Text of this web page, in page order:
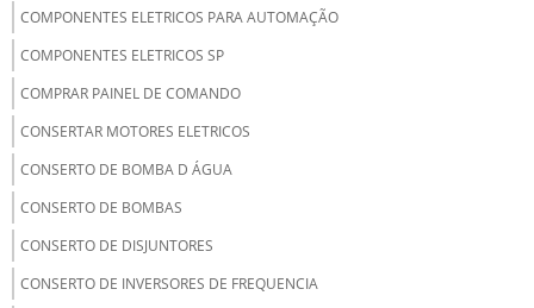
COMPONENTES ELETRICOS PARA AUTOMAÇÃO
COMPONENTES ELETRICOS SP
COMPRAR PAINEL DE COMANDO
CONSERTAR MOTORES ELETRICOS
CONSERTO DE BOMBA D ÁGUA
CONSERTO DE BOMBAS
CONSERTO DE DISJUNTORES
CONSERTO DE INVERSORES DE FREQUENCIA